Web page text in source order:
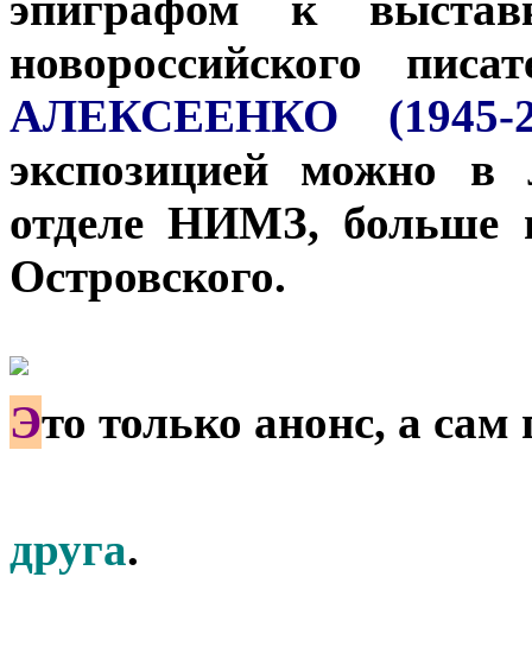
новороссийского
АЛЕКСЕЕНКО (1945-
экспозицией можно в
отделе НИМЗ, больше
Островского.
Это только анонс, а сам
друга.